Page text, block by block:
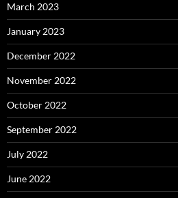
March 2023
January 2023
December 2022
November 2022
October 2022
September 2022
July 2022
June 2022